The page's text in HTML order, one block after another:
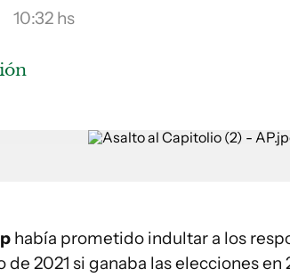
10:32 hs
había prometido indultar a los
de 2021 si ganaba las elecciones